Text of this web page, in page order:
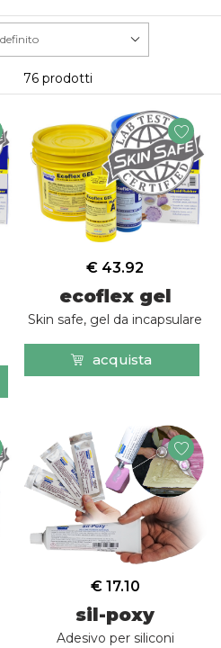
76 prodotti
ecoflex gel
Skin safe, gel da incapsulare
€ 43.92
acquista
sil-poxy
Adesivo per siliconi
€ 17.10